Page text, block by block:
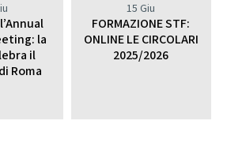
la
il
Roma
15 Giu
FORMAZIONE STF:
ONLINE LE CIRCOLARI
2025/2026